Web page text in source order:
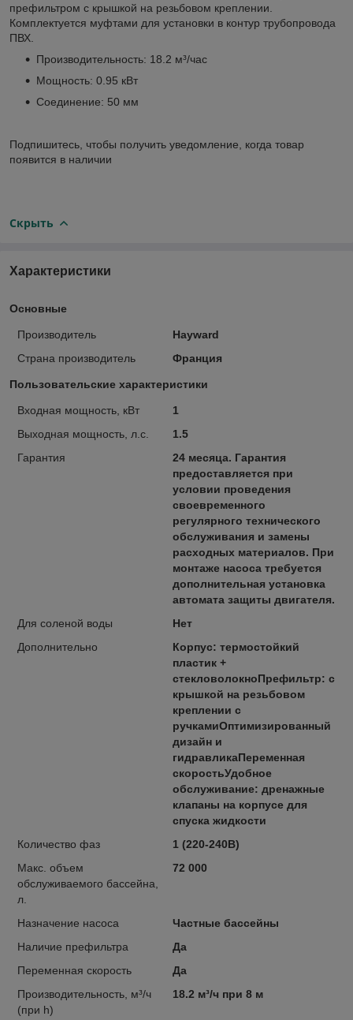
префильтром с крышкой на резьбовом креплении.
Комплектуется муфтами для установки в контур трубопровода
ПВХ.
Производительность: 18.2 м³/час
Мощность: 0.95 кВт
Соединение: 50 мм
Подпишитесь, чтобы получить уведомление, когда товар
появится в наличии
Скрыть
Характеристики
Основные
Производитель
Hayward
Страна производитель
Франция
Пользовательские характеристики
Входная мощность, кВт
1
Выходная мощность, л.с.
1.5
Гарантия
24 месяца. Гарантия
предоставляется при
условии проведения
своевременного
регулярного технического
обслуживания и замены
расходных материалов. При
монтаже насоса требуется
дополнительная установка
автомата защиты двигателя.
Для соленой воды
Нет
Дополнительно
Корпус: термостойкий
пластик +
стекловолокноПрефильтр: с
крышкой на резьбовом
креплении с
ручкамиОптимизированный
дизайн и
гидравликаПеременная
скоростьУдобное
обслуживание: дренажные
клапаны на корпусе для
спуска жидкости
Количество фаз
1 (220-240В)
Макс. объем
обслуживаемого бассейна,
л.
72 000
Назначение насоса
Частные бассейны
Наличие префильтра
Да
Переменная скорость
Да
Производительность, м³/ч
(при h)
18.2 м³/ч при 8 м